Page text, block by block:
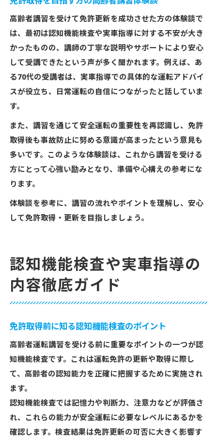
高齢者講習を受けて免許更新を成功させた方の体験談で
は、最初は認知機能検査や実車指導に対する不安が大き
かったものの、講師の丁寧な説明やサポートにより安心
して受講できたという声が多く聞かれます。例えば、あ
る70代の受講者は、実車指導での具体的な運転アドバイ
スが役立ち、日常運転の自信につながったと話していま
す。
また、講習を通じて安全運転の重要性を再認識し、免許
取得後も事故防止に努める意識が高まったという意見も
多いです。このような体験談は、これから講習を受ける
方にとって心強い励みとなり、準備や心構えの参考にな
ります。
体験談を参考に、講習の流れやポイントを理解し、安心
して免許取得・更新を目指しましょう。
認知機能検査や実車指導の
内容徹底ガイド
免許取得前に知る認知機能検査のポイント
高齢者運転講習を受ける前に重要なポイントの一つが認
知機能検査です。これは運転免許の更新や取得に際し
て、高齢者の認知能力を正確に把握するために実施され
ます。
認知機能検査では記憶力や判断力、注意力などが評価さ
れ、これらの能力が安全運転に必要なレベルにあるかを
確認します。検査結果は免許更新の可否に大きく影響す